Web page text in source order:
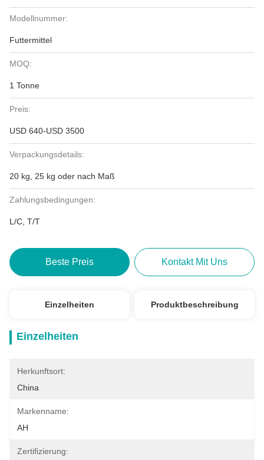
Modellnummer:
Futtermittel
MOQ:
1 Tonne
Preis:
USD 640-USD 3500
Verpackungsdetails:
20 kg, 25 kg oder nach Maß
Zahlungsbedingungen:
L/C, T/T
Beste Preis Kontakt Mit Uns
Einzelheiten Produktbeschreibung
Einzelheiten
Herkunftsort:
China
Markenname:
AH
Zertifizierung: